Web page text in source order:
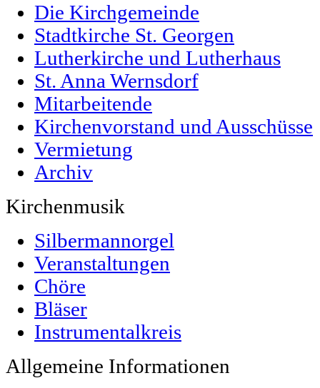
Die Kirchgemeinde
Stadtkirche St. Georgen
Lutherkirche und Lutherhaus
St. Anna Wernsdorf
Mitarbeitende
Kirchenvorstand und Ausschüsse
Vermietung
Archiv
Kirchenmusik
Silbermannorgel
Veranstaltungen
Chöre
Bläser
Instrumentalkreis
Allgemeine Informationen